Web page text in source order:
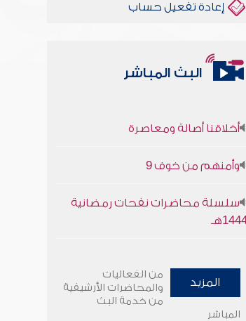
إعادة تفعيل حساب
البث المباشر
1444هـ
وأمنهم من خوف 9
المزيد
من الفعاليات
والمحاضرات الأرشيفية
من خدمة البث
المباشر